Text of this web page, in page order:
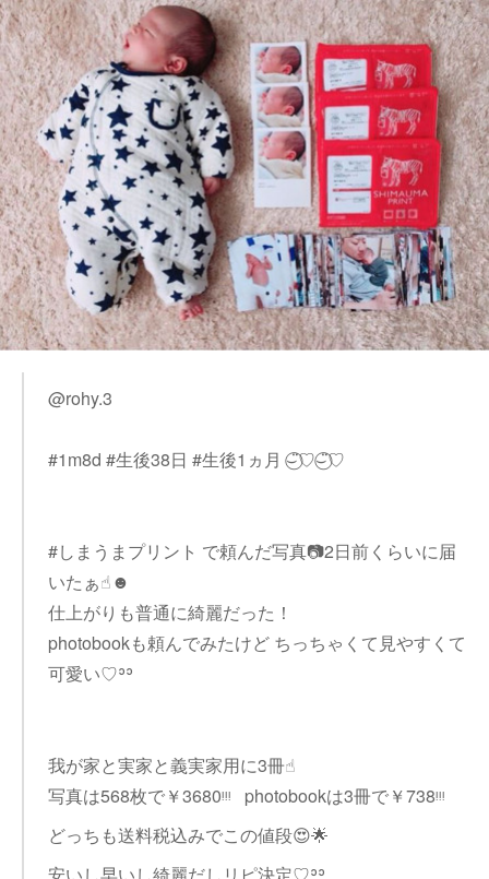
@rohy.3
#1m8d #生後38日 #生後1ヵ月 ⌣̈⃝♡⌣̈⃝♡
#しまうまプリント で頼んだ写真📷2日前くらいに届
いたぁ☝︎☻
仕上がりも普通に綺麗だった！
photobookも頼んでみたけど ちっちゃくて見やすくて
可愛い♡︎ʾʾ
我が家と実家と義実家用に3冊☝︎
写真は568枚で￥3680ᵎᵎᵎ photobookは3冊で￥738ᵎᵎᵎ
どっちも送料税込みでこの値段😍🌟